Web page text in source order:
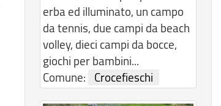
erba ed illuminato, un campo
da tennis, due campi da beach
volley, dieci campi da bocce,
giochi per bambini...
Comune:
Crocefieschi